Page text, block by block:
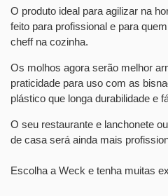
O produto ideal para agilizar na
feito para profissional e para
cheff na cozinha.
Os molhos agora serão melhor
praticidade para uso com as
plástico que longa durabilidade e
O seu restaurante e lanchonete
de casa será ainda mais
Escolha a Weck e tenha muitas